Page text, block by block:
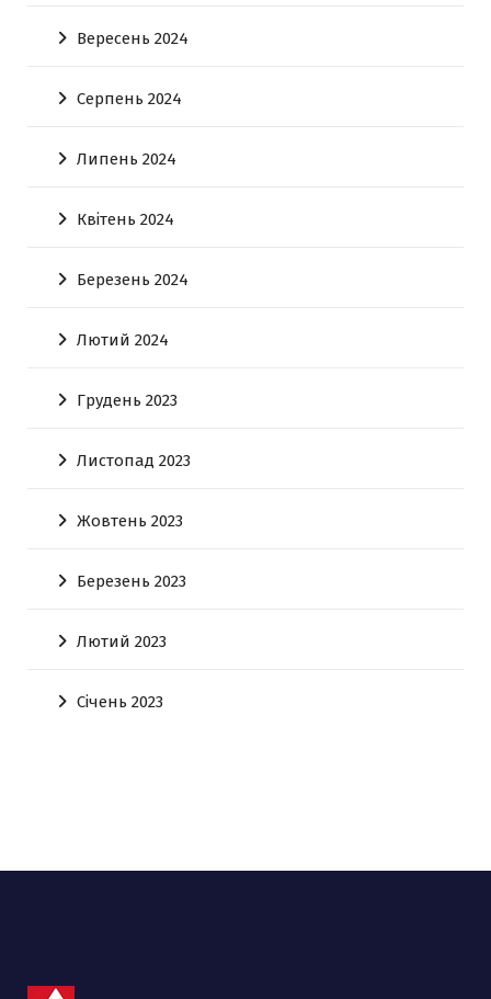
Вересень 2024
Серпень 2024
Липень 2024
Квітень 2024
Березень 2024
Лютий 2024
Грудень 2023
Листопад 2023
Жовтень 2023
Березень 2023
Лютий 2023
Січень 2023